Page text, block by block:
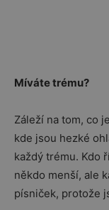
Míváte trému?
Záleží na tom, co
kde jsou hezké
každý trému. Kdo
někdo menší, ale
písniček, protože